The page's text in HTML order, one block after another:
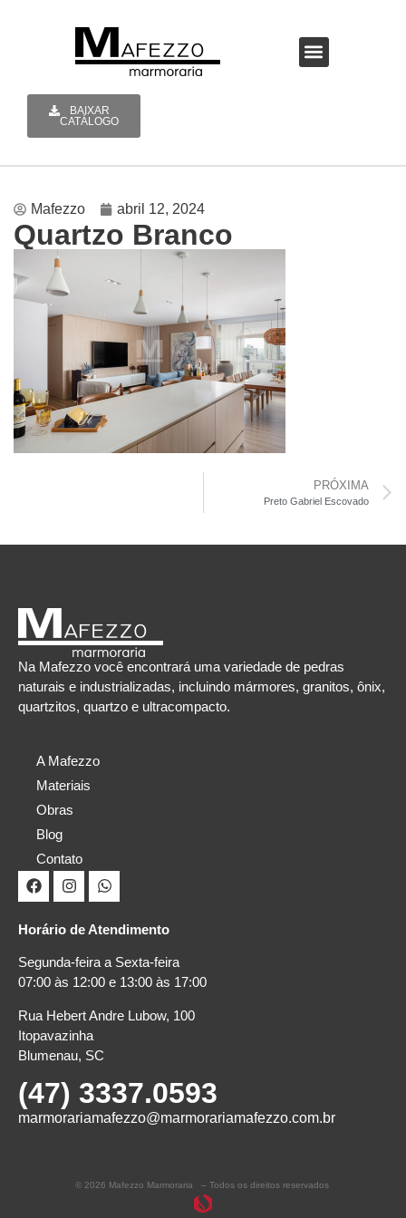
BAIXAR
CATÁLOGO
Mafezzo abril 12, 2024
Quartzo Branco
PRÓXIMA
Preto Gabriel Escovado
Na Mafezzo você encontrará uma variedade de pedras
naturais e industrializadas, incluindo mármores, granitos, ônix,
quartzitos, quartzo e ultracompacto.
A Mafezzo
Materiais
Obras
Blog
Contato
Horário de Atendimento
Segunda-feira a Sexta-feira
07:00 às 12:00 e 13:00 às 17:00
Rua Hebert Andre Lubow, 100
Itopavazinha
Blumenau, SC
(47) 3337.0593
marmorariamafezzo@marmorariamafezzo.com.br
© 2026 Mafezzo Marmoraria – Todos os direitos reservados